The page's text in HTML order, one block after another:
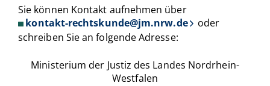
Sie können Kontakt aufnehmen über
kontakt-rechtskunde@jm.nrw.de
oder
schreiben Sie an folgende Adresse:
Ministerium der Justiz des Landes Nordrhein-
Westfalen